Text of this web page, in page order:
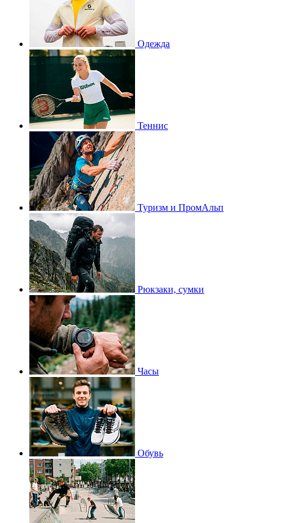
Одежда
Теннис
Туризм и ПромАльп
Рюкзаки, сумки
Часы
Обувь